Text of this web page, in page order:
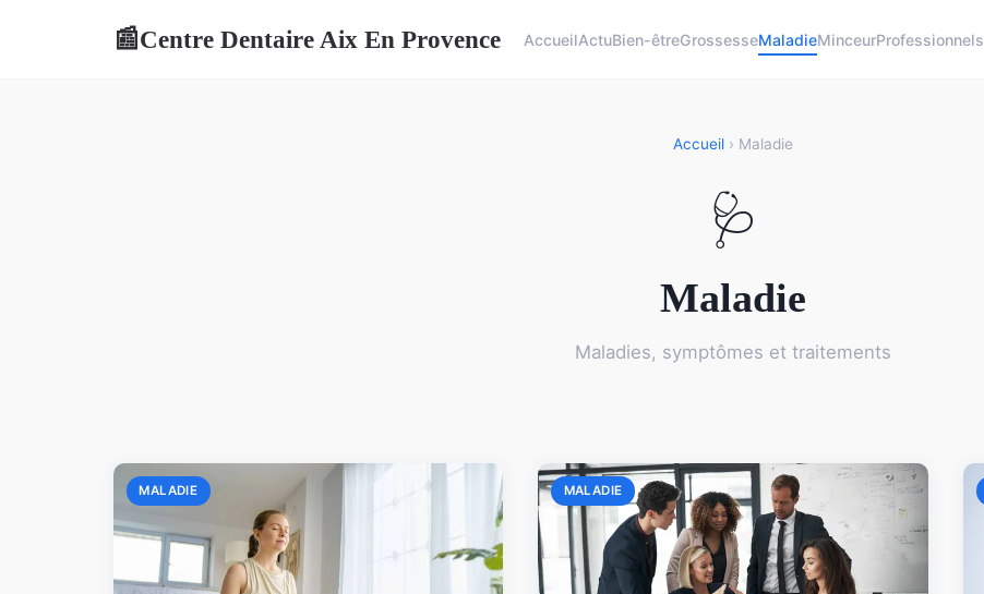
📰Centre Dentaire Aix En Provence AccueilActuBien-êtreGrossesseMaladieMinceurProfessionnels
Accueil › Maladie
🩺
Maladie
Maladies, symptômes et traitements
MALADIE MALADIE